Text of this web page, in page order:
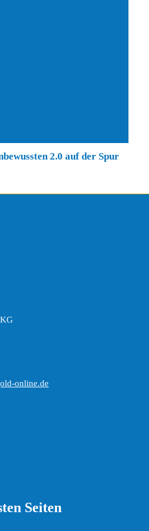
2.0 auf der Spur
online.de
Seiten